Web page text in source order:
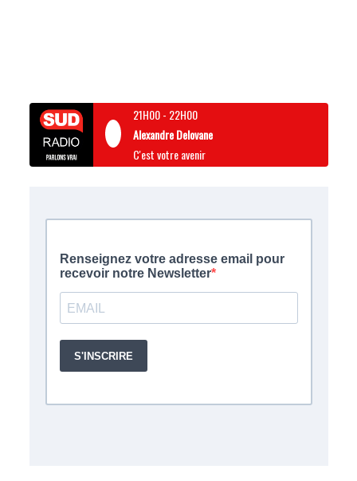
21H00- 22H00
Alexandre Delovane
C'est votre avenir